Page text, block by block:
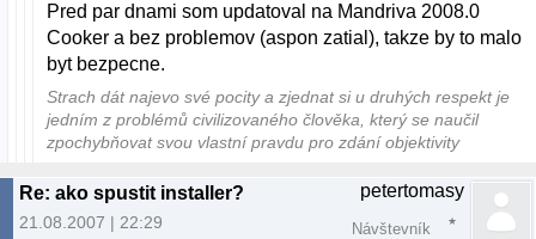
Pred par dnami som updatoval na Mandriva 2008.0
Cooker a bez problemov (aspon zatial), takze by to malo
byt bezpecne.
Strach dát najevo své pocity a zjednat si u druhých respekt je
jedním z problémů civilizovaného člověka, který se naučil
zpochybňovat svou vlastní pravdu pro zdání objektivity
Re: ako spustit installer?
21.08.2007 | 22:29
petertomasy
Návštevník